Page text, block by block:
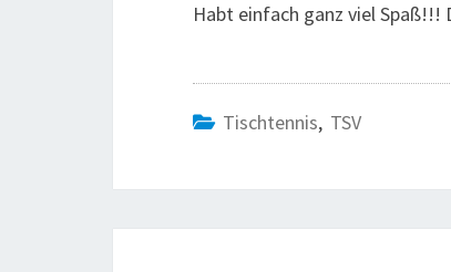
Habt einfach ganz viel Spaß!!!
Tischtennis, TSV